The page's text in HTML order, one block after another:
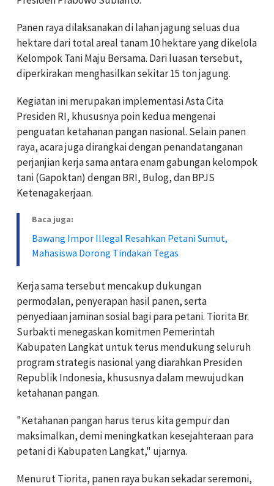
Panen raya dilaksanakan di lahan jagung seluas dua
hektare dari total areal tanam 10 hektare yang dikelola
Kelompok Tani Maju Bersama. Dari luasan tersebut,
diperkirakan menghasilkan sekitar 15 ton jagung.
Kegiatan ini merupakan implementasi Asta Cita
Presiden RI, khususnya poin kedua mengenai
penguatan ketahanan pangan nasional. Selain panen
raya, acara juga dirangkai dengan penandatanganan
perjanjian kerja sama antara enam gabungan kelompok
tani (Gapoktan) dengan BRI, Bulog, dan BPJS
Ketenagakerjaan.
Baca juga:
Bawang Impor Illegal Resahkan Petani Sumut,
Mahasiswa Dorong Tindakan Tegas
Kerja sama tersebut mencakup dukungan
permodalan, penyerapan hasil panen, serta
penyediaan jaminan sosial bagi para petani. Tiorita Br.
Surbakti menegaskan komitmen Pemerintah
Kabupaten Langkat untuk terus mendukung seluruh
program strategis nasional yang diarahkan Presiden
Republik Indonesia, khususnya dalam mewujudkan
ketahanan pangan.
"Ketahanan pangan harus terus kita gempur dan
maksimalkan, demi meningkatkan kesejahteraan para
petani di Kabupaten Langkat," ujarnya.
Menurut Tiorita, panen raya bukan sekadar seremoni,